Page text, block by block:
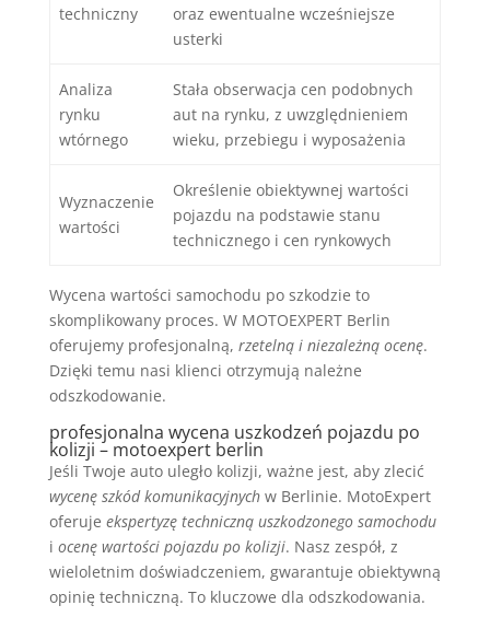
techniczny
oraz ewentualne wcześniejsze
usterki
Analiza
rynku
wtórnego
Stała obserwacja cen podobnych
aut na rynku, z uwzględnieniem
wieku, przebiegu i wyposażenia
Wyznaczenie
wartości
Określenie obiektywnej wartości
pojazdu na podstawie stanu
technicznego i cen rynkowych
Wycena wartości samochodu po szkodzie to
skomplikowany proces. W MOTOEXPERT Berlin
oferujemy profesjonalną, rzetelną i niezależną ocenę.
Dzięki temu nasi klienci otrzymują należne
odszkodowanie.
profesjonalna wycena uszkodzeń pojazdu po
kolizji – motoexpert berlin
Jeśli Twoje auto uległo kolizji, ważne jest, aby zlecić
wycenę szkód komunikacyjnychw Berlinie. MotoExpert
oferuje ekspertyzę techniczną uszkodzonego samochodu
i ocenę wartości pojazdu po kolizji. Nasz zespół, z
wieloletnim doświadczeniem, gwarantuje obiektywną
opinię techniczną. To kluczowe dla odszkodowania.